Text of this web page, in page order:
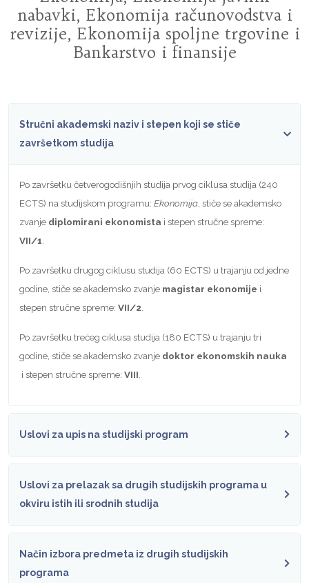
nabavki, Ekonomija računovodstva i
revizije, Ekonomija spoljne trgovine i
Bankarstvo i finansije
Stručni akademski naziv i stepen koji se stiče
završetkom studija
Po završetku četverogodišnjih studija prvog ciklusa studija (240
ECTS) na studijskom programu: Ekonomija , stiče se akademsko
zvanje diplomirani ekonomista i stepen stručne spreme:
VII/1
Po završetku drugog ciklusu studija (60 ECTS) u trajanju od jedne
godine, stiče se akademsko zvanje magistar ekonomije i
stepen stručne spreme: VII/2
Po završetku trećeg ciklusa studija (180 ECTS) u trajanju tri
godine, stiče se akademsko zvanje doktor ekonomskih nauka
i stepen stručne spreme: VIII
Uslovi za upis na studijski program
Uslovi za prelazak sa drugih studijskih programa u
okviru istih ili srodnih studija
Način izbora predmeta iz drugih studijskih
programa